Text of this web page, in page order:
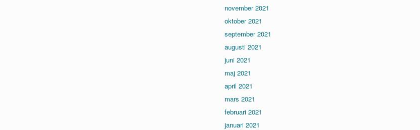
november 2021
oktober 2021
september 2021
augusti 2021
juni 2021
maj 2021
april 2021
mars 2021
februari 2021
januari 2021